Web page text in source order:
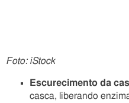
Foto: iStock
Escurecimento da
casca, liberando